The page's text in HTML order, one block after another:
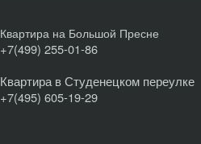
Квартира на Большой Пресне
+7(499) 255-01-86
Квартира в Студенецком переулке
+7(495) 605-19-29